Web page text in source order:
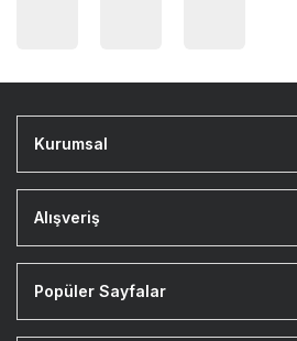
Kurumsal
Alışveriş
Popüler Sayfalar